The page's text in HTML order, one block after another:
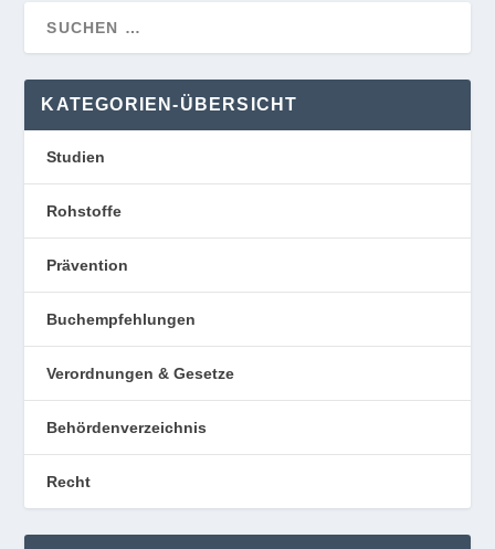
KATEGORIEN-ÜBERSICHT
Studien
Rohstoffe
Prävention
Buchempfehlungen
Verordnungen & Gesetze
Behördenverzeichnis
Recht